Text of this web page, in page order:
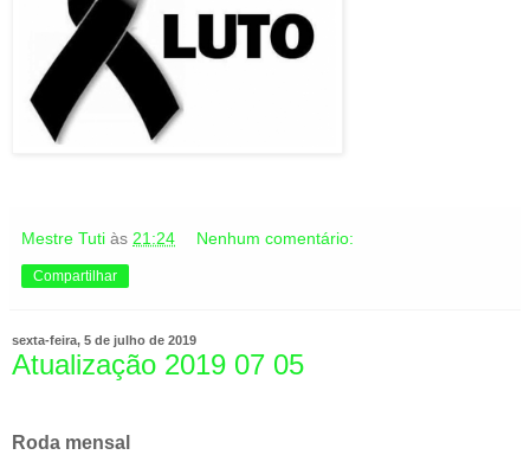
Mestre Tuti às 21:24 Nenhum comentário:
Compartilhar
sexta-feira, 5 de julho de 2019
Atualização 2019 07 05
Roda mensal